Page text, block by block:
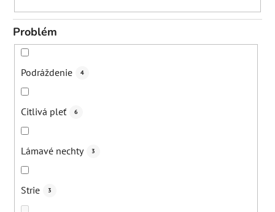
Problém
Podráždenie 4
Citlivá pleť 6
Lámavé nechty 3
Strie 3